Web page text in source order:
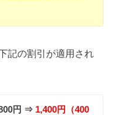
記の割引が適用され
円 ⇒ 1,400円（400